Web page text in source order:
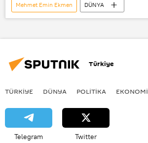
Mehmet Emin Ekmen
DÜNYA
Türkiye
Haberler
Türkiye
TÜRKIYE DÜNYA POLİTİKA EKONOMİ
Telegram Twitter